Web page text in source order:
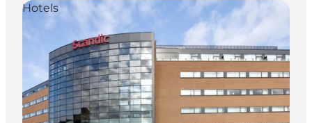
Hotels